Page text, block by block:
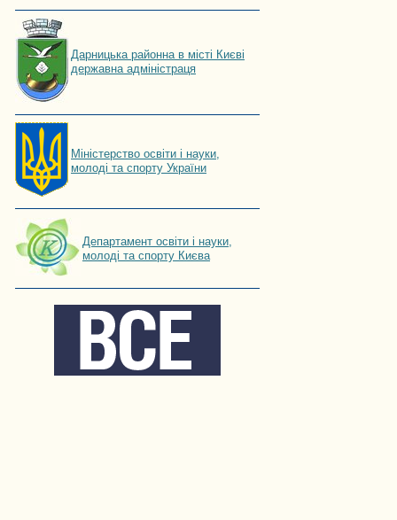
Дарницька районна в місті Києві
державна адміністраця
Мiнiстерство освiти і науки,
молоді та спорту України
Департамент освіти і науки,
молоді та спорту Києва